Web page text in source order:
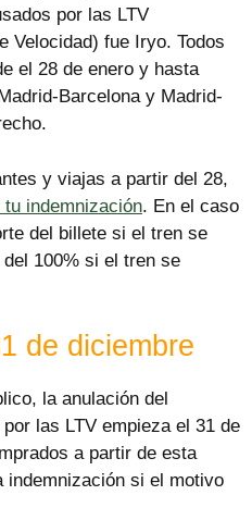
por las LTV
Velocidad) fue Iryo. Todos
el 28 de enero y hasta
Barcelona y Madrid-
y viajas a partir del 28,
indemnización. En el caso
del billete si el tren se
100% si el tren se
de diciembre
la anulación del
las LTV empieza el 31 de
a partir de esta
indemnización si el motivo